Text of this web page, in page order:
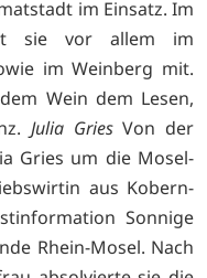
im Einsatz. Im
sie vor allem im
im Weinberg mit.
Wein dem Lesen,
Julia GriesVon der
Gries um die Mosel-
aus Kobern-
Sonnige
Rhein-Mosel. Nach